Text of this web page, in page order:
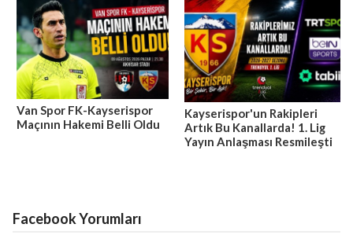
Van Spor FK-Kayserispor
Maçının Hakemi Belli Oldu
Kayserispor'un Rakipleri
Artık Bu Kanallarda! 1. Lig
Yayın Anlaşması Resmileşti
Facebook Yorumları